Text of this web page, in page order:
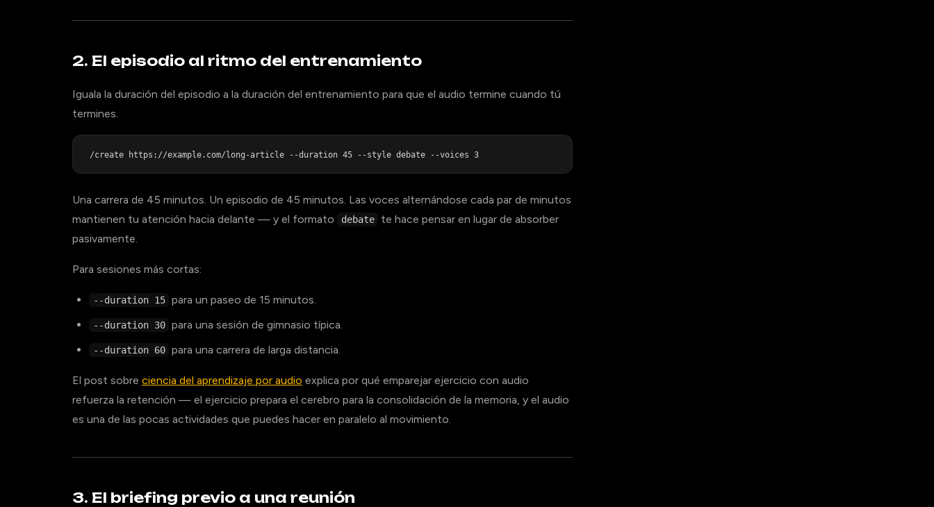
2. El episodio al ritmo del entrenamiento
Iguala la duración del episodio a la duración del entrenamiento para que el audio termine cuando tú
termines.
Una carrera de 45 minutos. Un episodio de 45 minutos. Las voces alternándose cada par de minutos
mantienen tu atención hacia delante — y el formato
debate
te hace pensar en lugar de absorber
pasivamente.
Para sesiones más cortas:
--duration 15 para un paseo de 15 minutos.
--duration 30 para una sesión de gimnasio típica.
--duration 60 para una carrera de larga distancia.
El post sobre ciencia del aprendizaje por audio explica por qué emparejar ejercicio con audio
refuerza la retención — el ejercicio prepara el cerebro para la consolidación de la memoria, y el audio
es una de las pocas actividades que puedes hacer en paralelo al movimiento.
3. El briefing previo a una reunión